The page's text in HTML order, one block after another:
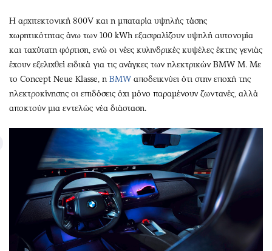
Η αρχιτεκτονική 800V και η μπαταρία υψηλής τάσης
χωρητικότητας άνω των 100 kWh εξασφαλίζουν υψηλή αυτονομία
και ταχύτατη φόρτιση, ενώ οι νέες κυλινδρικές κυψέλες έκτης γενιάς
έχουν εξελιχθεί ειδικά για τις ανάγκες των ηλεκτρικών BMW M. Με
το Concept Neue Klasse, η BMW αποδεικνύει ότι στην εποχή της
ηλεκτροκίνησης οι επιδόσεις όχι μόνο παραμένουν ζωντανές, αλλά
αποκτούν μια εντελώς νέα διάσταση.